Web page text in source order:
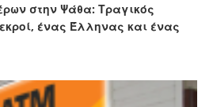
στην Ψάθα: Τραγικός
ένας Έλληνας και ένας